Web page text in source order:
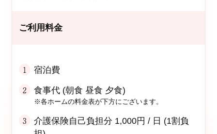
ご利用料金
宿泊費
食事代 (朝食 昼食 夕食)
※各ホームの料金表が下方にございます。
介護保険自己負担分 1,000円 / 日 (1割負